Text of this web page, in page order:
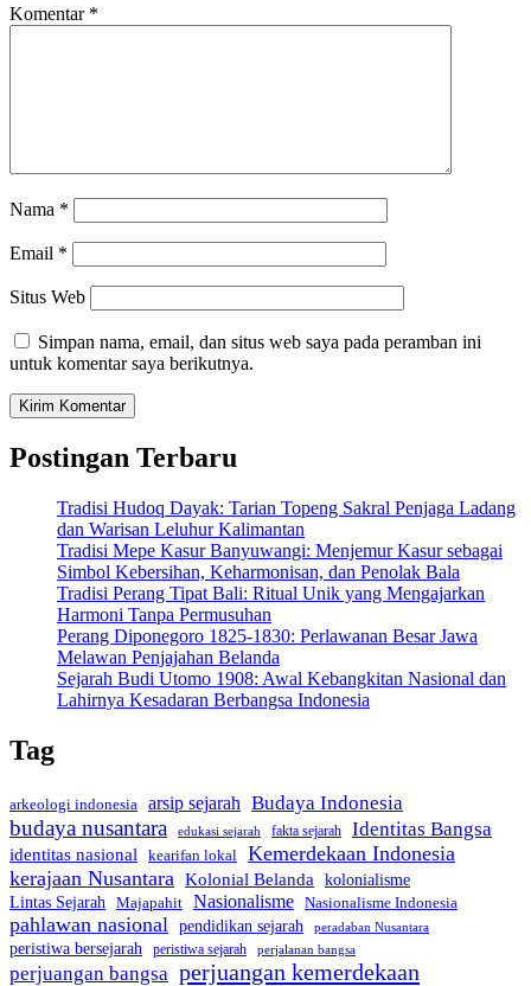
Komentar *
Nama *
Email *
Situs Web
Simpan nama, email, dan situs web saya pada peramban ini
untuk komentar saya berikutnya.
Postingan Terbaru
Tradisi Hudoq Dayak: Tarian Topeng Sakral Penjaga Ladang
dan Warisan Leluhur Kalimantan
Tradisi Mepe Kasur Banyuwangi: Menjemur Kasur sebagai
Simbol Kebersihan, Keharmonisan, dan Penolak Bala
Tradisi Perang Tipat Bali: Ritual Unik yang Mengajarkan
Harmoni Tanpa Permusuhan
Perang Diponegoro 1825-1830: Perlawanan Besar Jawa
Melawan Penjajahan Belanda
Sejarah Budi Utomo 1908: Awal Kebangkitan Nasional dan
Lahirnya Kesadaran Berbangsa Indonesia
Tag
arkeologi indonesia arsip sejarah Budaya Indonesia
budaya nusantara edukasi sejarah fakta sejarah Identitas Bangsa
identitas nasional kearifan lokal
Kemerdekaan Indonesia
kerajaan Nusantara Kolonial Belanda kolonialisme
Lintas Sejarah Majapahit Nasionalisme Nasionalisme Indonesia
pahlawan nasional pendidikan sejarah peradaban Nusantara
peristiwa bersejarah peristiwa sejarah perjalanan bangsa
perjuangan bangsa perjuangan kemerdekaan